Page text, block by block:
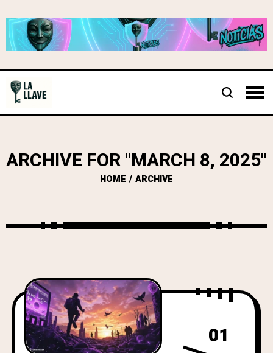
ARCHIVE FOR "MARCH 8, 2025"
HOME ARCHIVE
01